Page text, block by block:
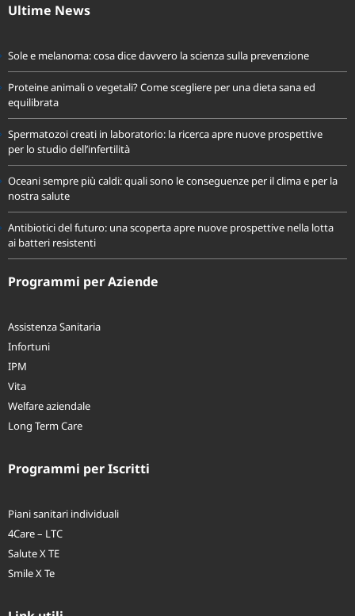
Ultime News
Sole e melanoma: cosa dice davvero la scienza sulla prevenzione
Proteine animali o vegetali? Come scegliere per una dieta sana ed
equilibrata
Spermatozoi creati in laboratorio: la ricerca apre nuove prospettive
per lo studio dell’infertilità
Oceani sempre più caldi: quali sono le conseguenze per il clima e per la
nostra salute
Antibiotici del futuro: una scoperta apre nuove prospettive nella lotta
ai batteri resistenti
Programmi per Aziende
Assistenza Sanitaria
Infortuni
IPM
Vita
Welfare aziendale
Long Term Care
Programmi per Iscritti
Piani sanitari individuali
4Care – LTC
Salute X TE
Smile X Te